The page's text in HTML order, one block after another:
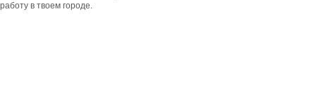
работу в твоем городе.